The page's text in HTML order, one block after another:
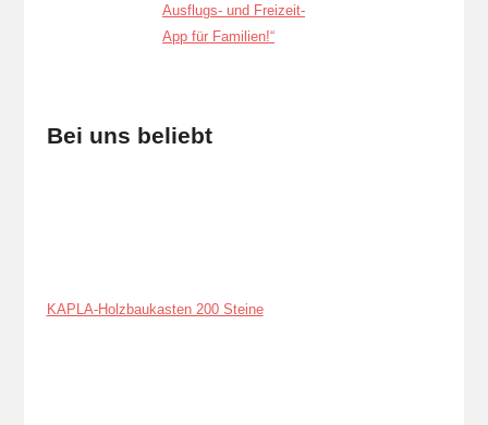
Bei uns beliebt
KAPLA-Holzbaukasten 200 Steine